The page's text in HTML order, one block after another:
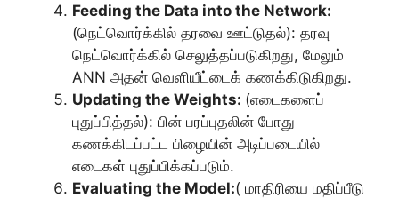
Feeding the Data into the Network:
(நெட்வொர்க்கில் தரவை ஊட்டுதல்): தரவு
நெட்வொர்க்கில் செலுத்தப்படுகிறது, மேலும்
ANN அதன் வெளியீட்டைக் கணக்கிடுகிறது.
Updating the Weights: (எடைகளைப்
புதுப்பித்தல்): பின் பரப்புதலின் போது
கணக்கிடப்பட்ட பிழையின் அடிப்படையில்
எடைகள் புதுப்பிக்கப்படும்.
Evaluating the Model:( மாதிரியை மதிப்பீடு